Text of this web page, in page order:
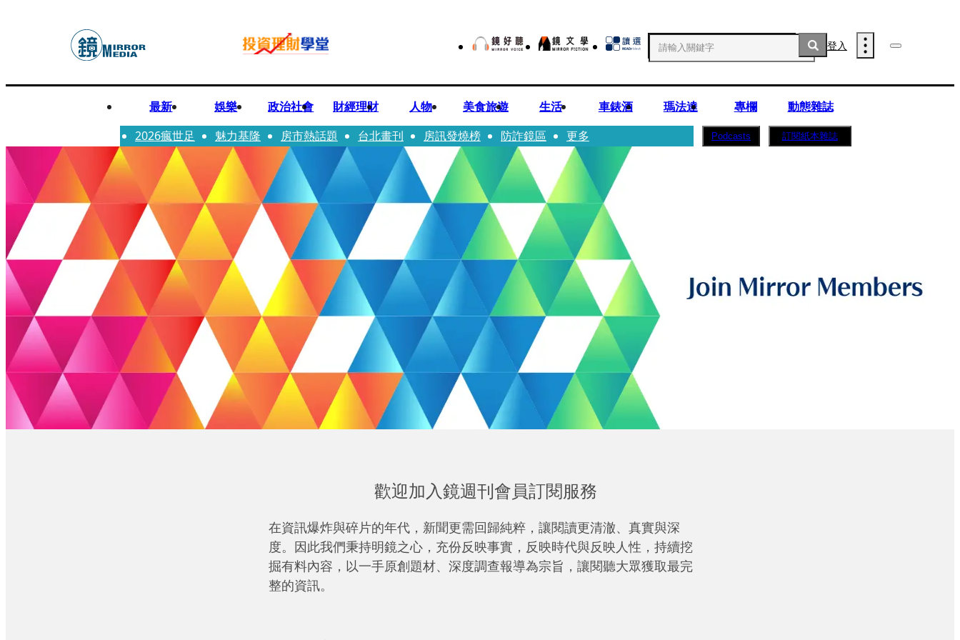
登入
最新 娛樂 政治社會 財經理財 人物 美食旅遊 生活 車錶酒 瑪法達 專欄
動態雜誌
2026瘋世足
魅力基隆 房市熱話題 台北畫刊 房訊發燒榜 防詐鏡區 更多 Podcasts 訂閱紙本雜誌
歡迎加入鏡週刊會員訂閱服務
在資訊爆炸與碎片的年代，新聞更需回歸純粹，讓閱讀更清澈、真實與深
度。因此我們秉持明鏡之心，充份反映事實，反映時代與反映人性，持續挖
掘有料內容，以一手原創題材、深度調查報導為宗旨，讓閱聽大眾獲取最完
整的資訊。